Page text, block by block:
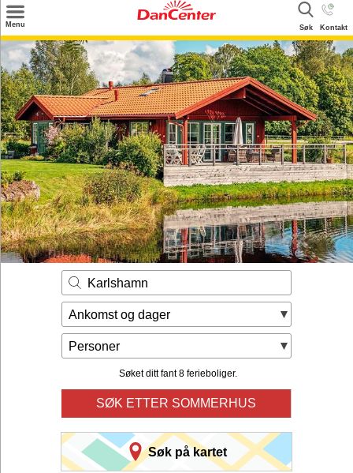
Menu Kontakt
Søk
Søk
Tilbud
Inspirasjon
Info
Service
Kontakt
Eier login
Karlshamn
Ankomst og dager
Personer
Søket ditt fant 8 ferieboliger.
SØK ETTER SOMMERHUS
Søk på kartet